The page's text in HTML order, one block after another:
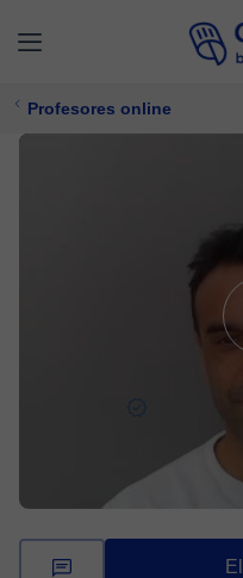
Profesores online
462 clases
Matemáticas,Física
Ofrece prueba gratuita